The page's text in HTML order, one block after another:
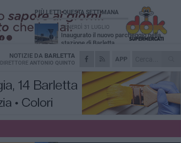
APP
NOTIZIE DA BARLETTA
DIRETTORE ANTONIO QUINTO
PIÙ LETTI QUESTA SETTIMANA
VENERDÌ 31 LUGLIO
Inaugurato il nuovo parcheggio nella
stazione di Barletta
MERCOLEDÌ 5 AGOSTO
Barletta piange Gioacchino Dagnello:
64enne barlettano investito all'alba a Trani
GIOVEDÌ 30 LUGLIO
Rapina all'Ipercoop di Barletta: nel mirino la
gioielleria, banditi in fuga
DOMENICA 2 AGOSTO
Beni confiscati alla mafia. Nasce il servizio
VENERDÌ 31 LUGLIO